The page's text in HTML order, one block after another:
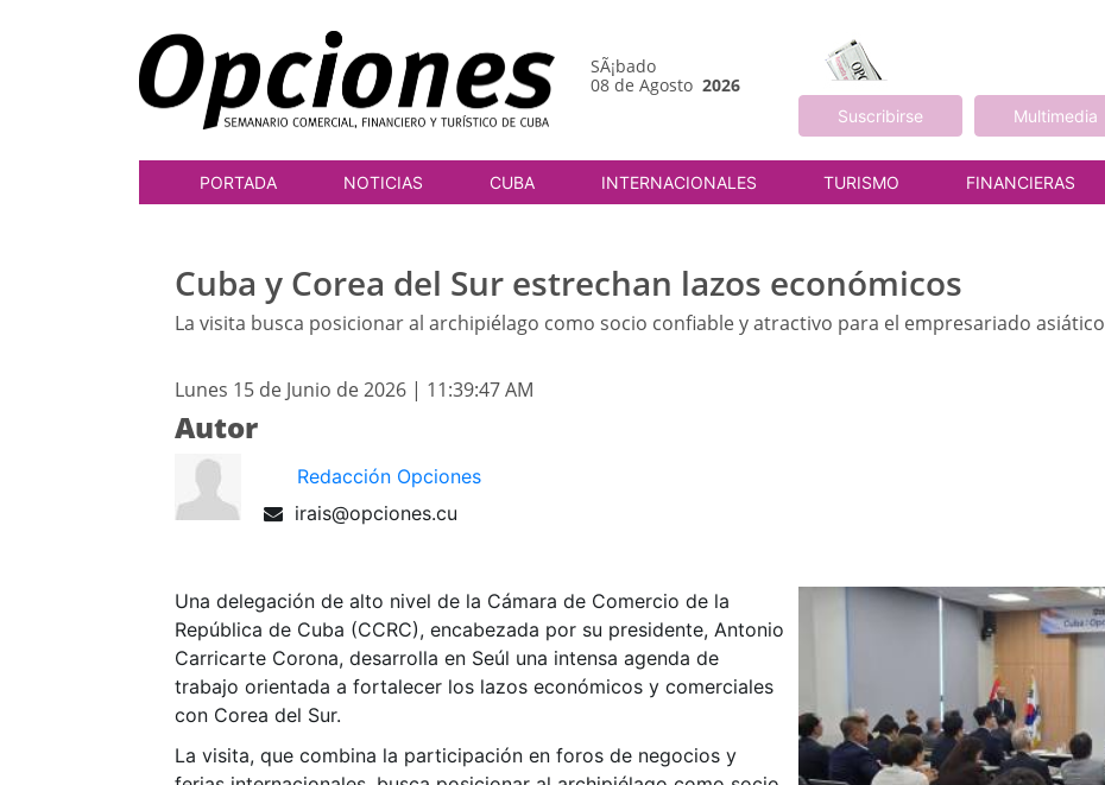
SÃ¡bado
08 de Agosto 2026
Suscribirse Multimedia
PORTADA NOTICIAS CUBA INTERNACIONALES TURISMO FINANCIERAS
Cuba y Corea del Sur estrechan lazos económicos
La visita busca posicionar al archipiélago como socio confiable y atractivo para el empresariado asiático
Lunes 15 de Junio de 2026 | 11:39:47 AM
Autor
Redacción Opciones
irais@opciones.cu
Una delegación de alto nivel de la Cámara de Comercio de la
República de Cuba (CCRC), encabezada por su presidente, Antonio
Carricarte Corona, desarrolla en Seúl una intensa agenda de
trabajo orientada a fortalecer los lazos económicos y comerciales
con Corea del Sur.
La visita, que combina la participación en foros de negocios y